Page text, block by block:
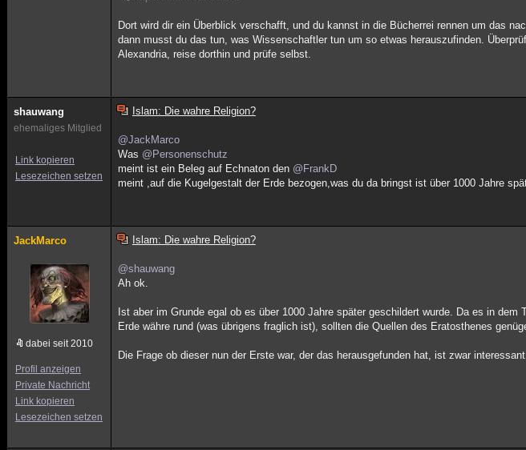
Dort wird dir ein Überblick verschafft, und du kannst in die Bücherrei rennen um das
dann musst du das tun, was Wissenschaftler tun um so etwas herauszufinden.
Alexandria, reise dorthin und prüfe selbst.
shauwang
ehemaliges Mitglied
Link kopieren
Lesezeichen setzen
Islam: Die wahre Religion?
@JackMarco
Was @Personenschutz
meint ist ein Beleg auf Echnaton den @FrankD
meint ,auf die Kugelgestalt der Erde bezogen,was du da bringst ist über 1000 Jahre
JackMarco
dabei seit 2010
Profil anzeigen
Private Nachricht
Link kopieren
Lesezeichen setzen
Islam: Die wahre Religion?
@shauwang
Ah ok.
Ist aber im Grunde egal ob es über 1000 Jahre später geschildert wurde. Da es in
Erde währe rund (was übrigens fraglich ist), sollten die Quellen des Eratosthenes
Die Frage ob dieser nun der Erste war, der das herausgefunden hat, ist zwar